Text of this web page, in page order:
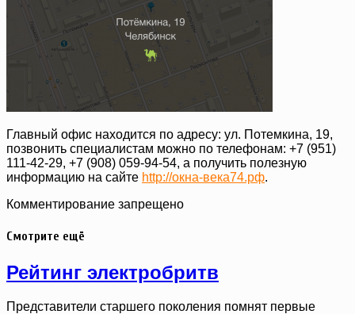
Главный офис находится по адресу: ул. Потемкина, 19,
позвонить специалистам можно по телефонам: +7 (951)
111-42-29, +7 (908) 059-94-54, а получить полезную
информацию на сайте http://окна-века74.рф.
Комментирование запрещено
Смотрите ещё
Рейтинг электробритв
Представители старшего поколения помнят первые